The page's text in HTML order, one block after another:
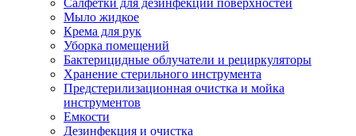
Салфетки для дезинфекции поверхностей
Мыло жидкое
Крема для рук
Уборка помещений
Бактерицидные облучатели и рециркуляторы
Хранение стерильного инструмента
Предстерилизационная очистка и мойка
инструментов
Емкости
Дезинфекция и очистка